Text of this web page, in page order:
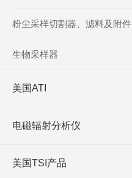
粉尘采样切割器、滤料及附件
生物采样器
美国ATI
电磁辐射分析仪
美国TSI产品